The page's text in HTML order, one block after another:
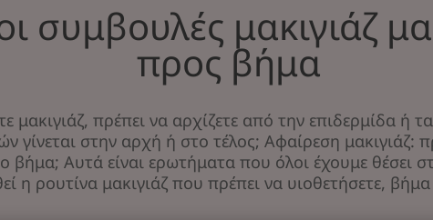
συμβουλές μακιγιάζ
προς βήμα
μακιγιάζ, πρέπει να αρχίζετε από την επιδερμίδα ή
γίνεται στην αρχή ή στο τέλος; Αφαίρεση μακιγιάζ:
βήμα; Αυτά είναι ερωτήματα που όλοι έχουμε θέσει
η ρουτίνα μακιγιάζ που πρέπει να υιοθετήσετε,